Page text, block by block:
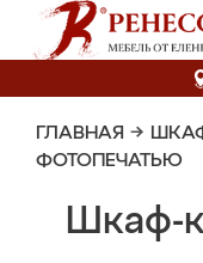
ГЛАВНАЯ →
ФОТОПЕЧАТЬЮ
Шкаф-